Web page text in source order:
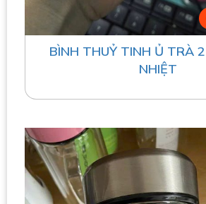
BÌNH THUỶ TINH Ủ TRÀ
NHIỆT